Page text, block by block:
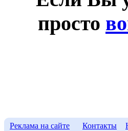
просто
Реклама на сайте Контакты